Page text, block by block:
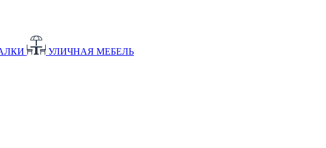
УЛИЧНАЯ МЕБЕЛЬ